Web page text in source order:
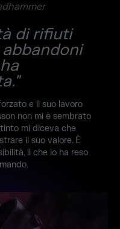
di rifiuti
e il suo lavoro
non mi è sembrato
mi diceva che
il suo valore. È
il che lo ha reso